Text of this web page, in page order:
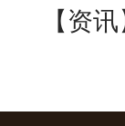
【资